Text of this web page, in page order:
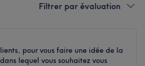
Filtrer par évaluation
pour vous faire une idée de la
lequel vous souhaitez vous